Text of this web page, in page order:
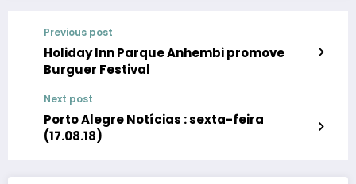
Previous post
Holiday Inn Parque Anhembi promove
Burguer Festival
Next post
Porto Alegre Notícias : sexta-feira
(17.08.18)